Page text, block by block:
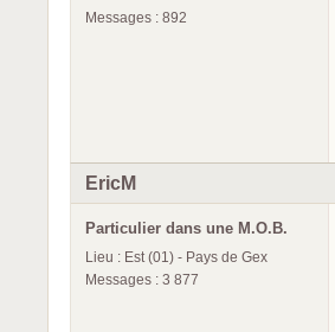
Messages : 892
EricM
Particulier dans une M.O.B.
Lieu : Est (01) - Pays de Gex
Messages : 3 877